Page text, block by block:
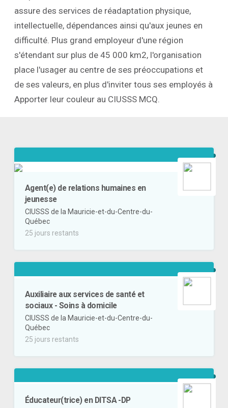
assure des services de réadaptation physique,
intellectuelle, dépendances ainsi qu'aux jeunes en
difficulté. Plus grand employeur d'une région
s'étendant sur plus de 45 000 km2, l'organisation
place l'usager au centre de ses préoccupations et
de ses valeurs, en plus d'inviter tous ses employés à
Apporter leur couleur au CIUSSS MCQ.
Agent(e) de relations humaines en
jeunesse
CIUSSS de la Mauricie-et-du-Centre-du-
Québec
25 jours restants
Auxiliaire aux services de santé et
sociaux - Soins à domicile
CIUSSS de la Mauricie-et-du-Centre-du-
Québec
25 jours restants
Éducateur(trice) en DITSA -DP